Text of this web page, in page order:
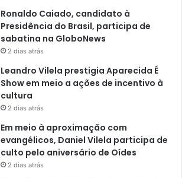
Ronaldo Caiado, candidato à
Presidência do Brasil, participa de
sabatina na GloboNews
2 dias atrás
Leandro Vilela prestigia Aparecida É
Show em meio a ações de incentivo à
cultura
2 dias atrás
Em meio à aproximação com
evangélicos, Daniel Vilela participa de
culto pelo aniversário de Oídes
2 dias atrás